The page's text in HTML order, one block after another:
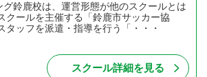
グ鈴鹿校は、運営形態が他のスクールとは
クールを主催する「鈴鹿市サッカー協
タッフを派遣・指導を行う「・・・
スクール詳細を見る